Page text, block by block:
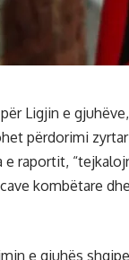
Ligjin e
përdorimi
raportit,
kombëtare
e gjuhës